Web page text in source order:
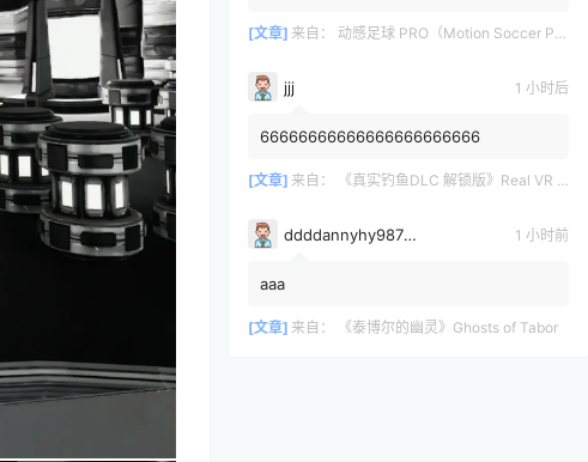
[文章] 来自： 动感足球 PRO（Motion Soccer PRO）
jjj 1 小时后
66666666666666666666666
[文章] 来自： 《真实钓鱼DLC 解锁版》Real VR Fishing DLC
ddddannyhy987878 1 小时前
aaa
[文章] 来自： 《泰博尔的幽灵》Ghosts of Tabor